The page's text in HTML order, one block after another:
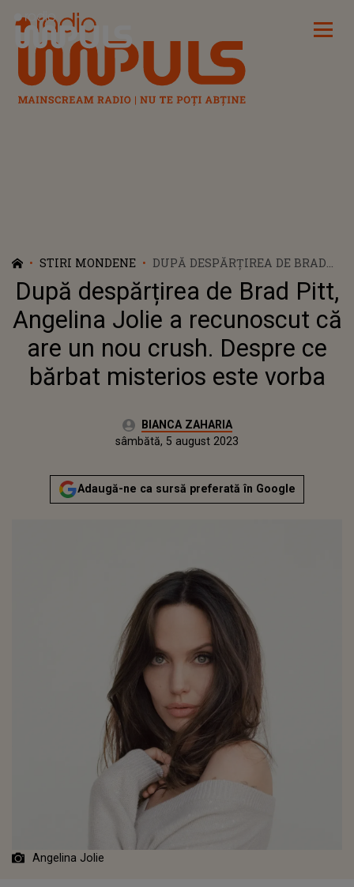
Radio Impuls
STIRI MONDENE
DUPĂ DESPĂRȚIREA DE BRAD
PITT, ANGELINA JOLIE A
RECUNOSCUT CĂ ARE UN NOU
CRUSH. DESPRE CE BĂRBAT
MISTERIOS ESTE VORBA
După despărțirea de Brad Pitt,
Angelina Jolie a recunoscut că
are un nou crush. Despre ce
bărbat misterios este vorba
Autor:BIANCA ZAHARIA
vineri, 5 august 2022Actualizat:
sâmbătă, 5 august 2023
Adaugă-ne ca sursă preferată în Google
Angelina Jolie